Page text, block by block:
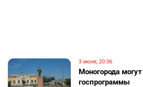
3 июня, 20:06
Моногорода
госпрограммы